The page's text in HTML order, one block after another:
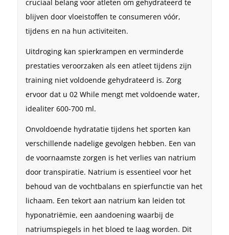
cruciaal belang voor atleten om gehydrateerd te
blijven door vloeistoffen te consumeren vóór,
tijdens en na hun activiteiten.
Uitdroging kan spierkrampen en verminderde
prestaties veroorzaken als een atleet tijdens zijn
training niet voldoende gehydrateerd is. Zorg
ervoor dat u 02 While mengt met voldoende water,
idealiter 600-700 ml.
Onvoldoende hydratatie tijdens het sporten kan
verschillende nadelige gevolgen hebben. Een van
de voornaamste zorgen is het verlies van natrium
door transpiratie. Natrium is essentieel voor het
behoud van de vochtbalans en spierfunctie van het
lichaam. Een tekort aan natrium kan leiden tot
hyponatriëmie, een aandoening waarbij de
natriumspiegels in het bloed te laag worden. Dit